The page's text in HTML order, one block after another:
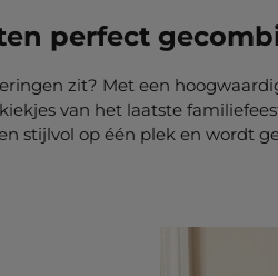
perfect
zit? Met een
van het laatste
stijlvol op één plek en wordt